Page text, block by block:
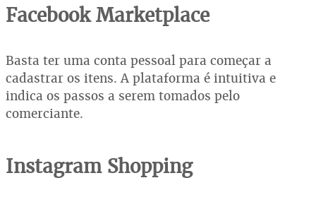
Facebook Marketplace
Basta ter uma conta pessoal para começar a
cadastrar os itens. A plataforma é intuitiva e
indica os passos a serem tomados pelo
comerciante.
Instagram Shopping